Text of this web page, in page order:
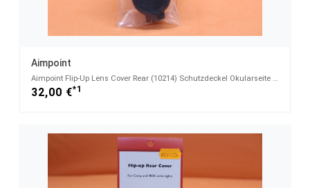
Aimpoint
Aimpoint Flip-Up Lens Cover Rear (10214) Schutzdeckel Okularseite Geeignet für Aimpoint Comp C3/ 900
32,00 €*1